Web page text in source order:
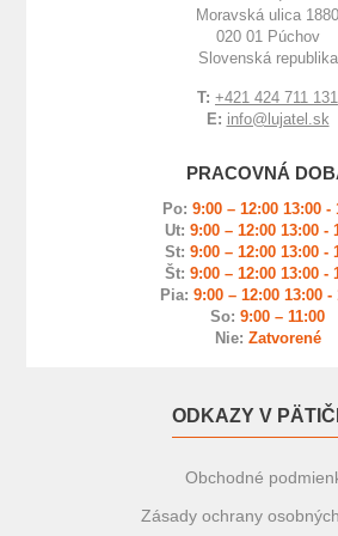
Moravská ulica 1880
020 01 Púchov
Slovenská republika
T: +421 424 711 131
E: info@lujatel.sk
PRACOVNÁ
Po: 9:00 – 12:00 13:00 -
Ut: 9:00 – 12:00 13:00 -
St: 9:00 – 12:00 13:00 -
Št: 9:00 – 12:00 13:00 -
Pia: 9:00 – 12:00 13:00 -
So: 9:00 – 11:00
Nie: Zatvorené
ODKAZY V
Obchodné
Zásady ochrany